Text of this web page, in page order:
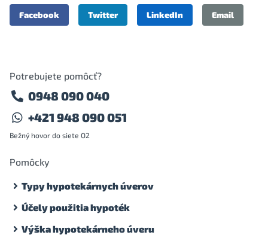
Facebook Twitter LinkedIn Email
Potrebujete pomôcť?
0948 090 040
+421 948 090 051
Bežný hovor do siete O2
Pomôcky
Typy hypotekárnych úverov
Účely použitia hypoték
Výška hypotekárneho úveru